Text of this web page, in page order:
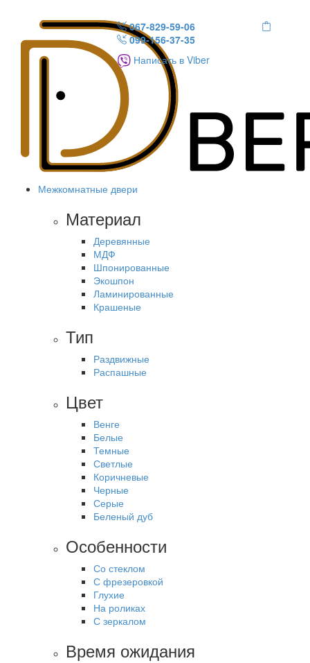
067-829-59-06
099-156-37-35
Написать в Viber
Межкомнатные двери
Материал
Деревянные
МДФ
Шпонированные
Экошпон
Ламинированные
Крашеные
Тип
Раздвижные
Распашные
Цвет
Венге
Белые
Темные
Светлые
Коричневые
Черные
Серые
Беленый дуб
Особенности
Со стеклом
С фрезеровкой
Глухие
На роликах
С зеркалом
Время ожидания